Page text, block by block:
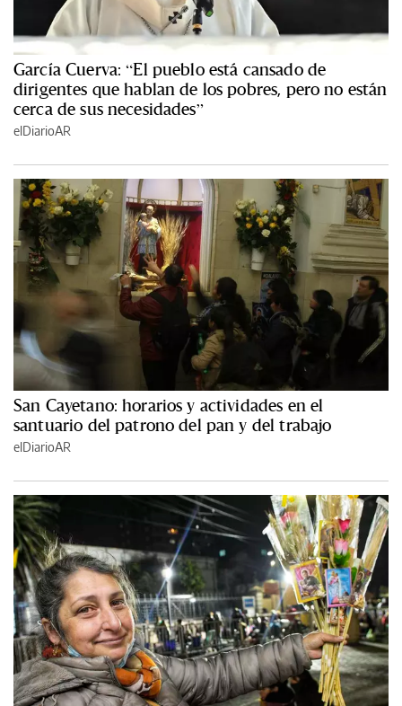
García Cuerva: “El pueblo está cansado de
dirigentes que hablan de los pobres, pero no están
cerca de sus necesidades”
elDiarioAR
San Cayetano: horarios y actividades en el
santuario del patrono del pan y del trabajo
elDiarioAR